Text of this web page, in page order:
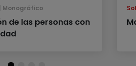
Monográfico
de las personas con